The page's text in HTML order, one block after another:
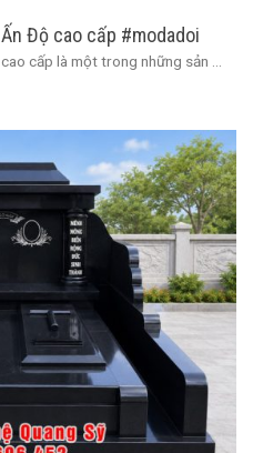
Độ cao cấp #modadoi
cấp là một trong những sản ...